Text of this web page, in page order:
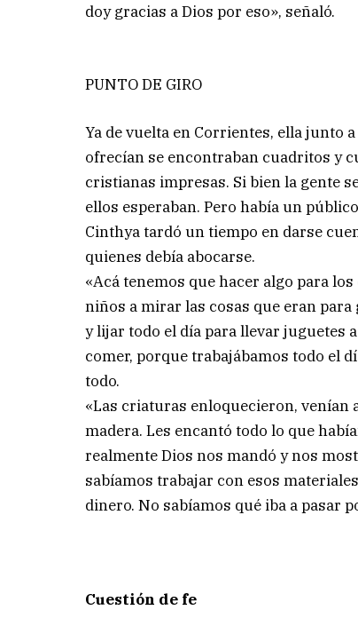
doy gracias a Dios por eso», señaló.
PUNTO DE GIRO
Ya de vuelta en Corrientes, ella junto
ofrecían se encontraban cuadritos y
cristianas impresas. Si bien la gente
ellos esperaban. Pero había un
Cinthya tardó un tiempo en darse
quienes debía abocarse.
«Acá tenemos que hacer algo para
niños a mirar las cosas que eran
y lijar todo el día para llevar juguetes
comer, porque trabajábamos todo el
todo.
«Las criaturas enloquecieron,
madera. Les encantó todo lo que
realmente Dios nos mandó y nos
sabíamos trabajar con esos
dinero. No sabíamos qué iba a pasar
Cuestión de fe